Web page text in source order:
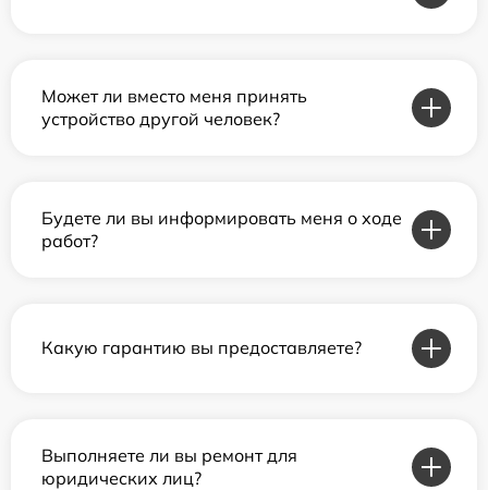
Может ли вместо меня принять
устройство другой человек?
Будете ли вы информировать меня о ходе
работ?
Какую гарантию вы предоставляете?
Выполняете ли вы ремонт для
юридических лиц?